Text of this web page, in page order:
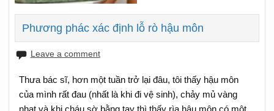
Phương phác xác định lỗ rò hậu môn
Leave a comment
Thưa bác sĩ, hơn một tuần trở lại đâu, tôi thấy hậu môn
của mình rất đau (nhất là khi đi vệ sinh), chảy mủ vàng
nhạt và khi cháu sờ bằng tay thì thấy rìa hậu môn có một